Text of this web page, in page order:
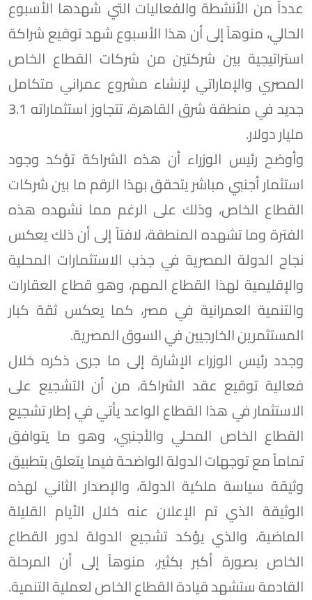
عدداً من الأنشطة والفعاليات التي شهدها الأسبوع
الحالي، منوهاً إلى أن هذا الأسبوع شهد توقيع شراكة
استراتيجية بين شركتين من شركات القطاع الخاص
المصري والإماراتي لإنشاء مشروع عمراني متكامل
جديد في منطقة شرق القاهرة، تتجاوز استثماراته 3.1
مليار دولار.
وأوضح رئيس الوزراء أن هذه الشراكة تؤكد وجود
استثمار أجنبي مباشر يتحقق بهذا الرقم ما بين شركات
القطاع الخاص، وذلك على الرغم مما نشهده هذه
الفترة وما تشهده المنطقة، لافتاً إلى أن ذلك يعكس
نجاح الدولة المصرية في جذب الاستثمارات المحلية
والإقليمية لهذا القطاع المهم، وهو قطاع العقارات
والتنمية العمرانية في مصر، كما يعكس ثقة كبار
المستثمرين الخارجيين في السوق المصرية.
وجدد رئيس الوزراء الإشارة إلى ما جرى ذكره خلال
فعالية توقيع عقد الشراكة، من أن التشجيع على
الاستثمار في هذا القطاع الواعد يأتي في إطار تشجيع
القطاع الخاص المحلي والأجنبي، وهو ما يتوافق
تماماً مع توجهات الدولة الواضحة فيما يتعلق بتطبيق
وثيقة سياسة ملكية الدولة، والإصدار الثاني لهذه
الوثيقة الذي تم الإعلان عنه خلال الأيام القليلة
الماضية، والذي يؤكد تشجيع الدولة لدور القطاع
الخاص بصورة أكبر بكثير، منوهاً إلى أن المرحلة
القادمة ستشهد قيادة القطاع الخاص لعملية التنمية.